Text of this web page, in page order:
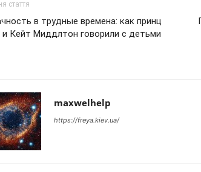
стаття
в трудные времена: как принц
и Кейт Миддлтон говорили с детьми
maxwelhelp
https://freya.kiev.ua/